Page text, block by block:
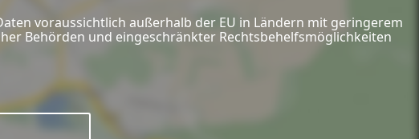
voraussichtlich außerhalb der EU in Ländern mit geringerem
Behörden und eingeschränkter Rechtsbehelfsmöglichkeiten